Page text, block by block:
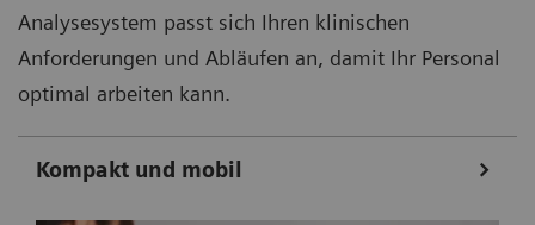
Analysesystem passt sich Ihren klinischen
Anforderungen und Abläufen an, damit Ihr Personal
optimal arbeiten kann.
Kompakt und mobil